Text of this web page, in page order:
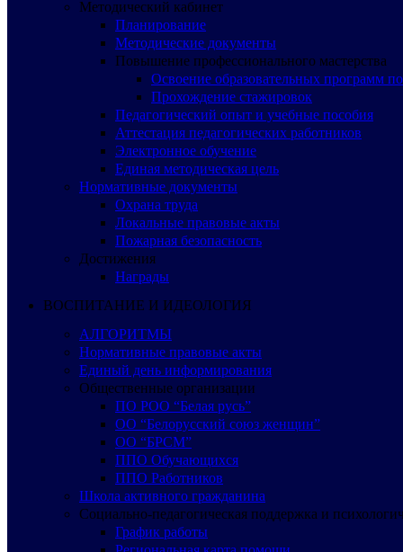
Методический кабинет
Планирование
Методические документы
Повышение профессионального мастерства
Освоение образовательных программ
Прохождение стажировок
Педагогический опыт и учебные пособия
Аттестация педагогических работников
Электронное обучение
Единая методическая цель
Нормативные документы
Охрана труда
Локальные правовые акты
Пожарная безопасность
Достижения
Награды
ВОСПИТАНИЕ И ИДЕОЛОГИЯ
АЛГОРИТМЫ
Нормативные правовые акты
Единый день информирования
Общественные организации
ПО РОО “Белая русь”
ОО “Белорусский союз женщин”
ОО “БРСМ”
ППО Обучающихся
ППО Работников
Школа активного гражданина
Социально-педагогическая поддержка и
График работы